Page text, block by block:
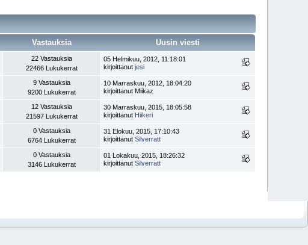
Vastauksia Uusin viesti
22 Vastauksia
22466 Lukukerrat
05 Helmikuu, 2012, 11:18:01
kirjoittanutjesi
9 Vastauksia
9200 Lukukerrat
10 Marraskuu, 2012, 18:04:20
kirjoittanut Miikaz
12 Vastauksia
21597 Lukukerrat
30 Marraskuu, 2015, 18:05:58
kirjoittanut Hiikeri
0 Vastauksia
6764 Lukukerrat
31 Elokuu, 2015, 17:10:43
kirjoittanutSilverratt
0 Vastauksia
3146 Lukukerrat
01 Lokakuu, 2015, 18:26:32
kirjoittanutSilverratt